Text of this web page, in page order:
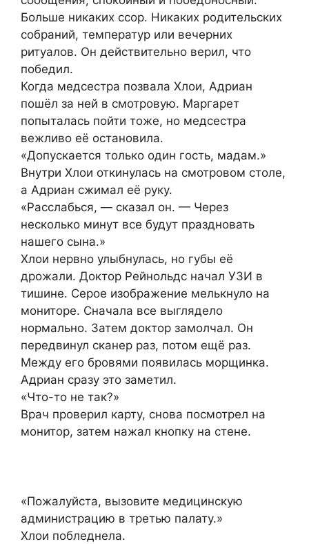
Больше никаких ссор. Никаких родительских
собраний, температур или вечерних
ритуалов. Он действительно верил, что
победил.
Когда медсестра позвала Хлои, Адриан
пошёл за ней в смотровую. Маргарет
попыталась пойти тоже, но медсестра
вежливо её остановила.
«Допускается только один гость, мадам.»
Внутри Хлои откинулась на смотровом столе,
а Адриан сжимал её руку.
«Расслабься, — сказал он. — Через
несколько минут все будут праздновать
нашего сына.»
Хлои нервно улыбнулась, но губы её
дрожали. Доктор Рейнольдс начал УЗИ в
тишине. Серое изображение мелькнуло на
мониторе. Сначала все выглядело
нормально. Затем доктор замолчал. Он
передвинул сканер раз, потом ещё раз.
Между его бровями появилась морщинка.
Адриан сразу это заметил.
«Что-то не так?»
Врач проверил карту, снова посмотрел на
монитор, затем нажал кнопку на стене.
«Пожалуйста, вызовите медицинскую
администрацию в третью палату.»
Хлои побледнела.